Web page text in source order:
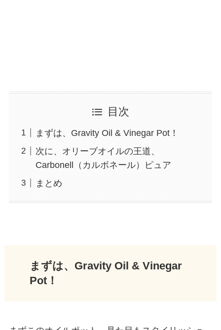
目次
まずは、Gravity Oil & Vinegar Pot！
次に、オリーブオイルの王道、
Carbonell（カルボネール）ピュア
まとめ
まずは、Gravity Oil & Vinegar
Pot！